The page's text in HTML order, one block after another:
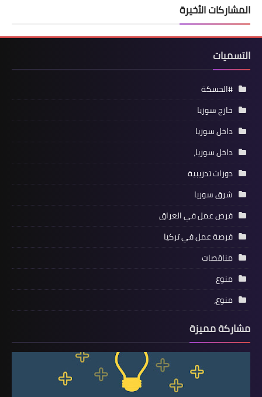
المشاركات الأخيرة
التسميات
#الحسكة
خارج سوريا
داخل سوريا
داخل سوريا،
دورات تدريبية
شرق سوريا
فرص عمل في العراق
فرصة عمل في تركيا
مناقصات
منوع
منوع،
مشاركة مميزة